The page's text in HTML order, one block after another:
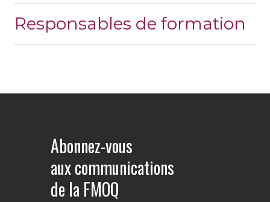
Responsables de formation
Abonnez-vous
aux communications
de la FMOQ